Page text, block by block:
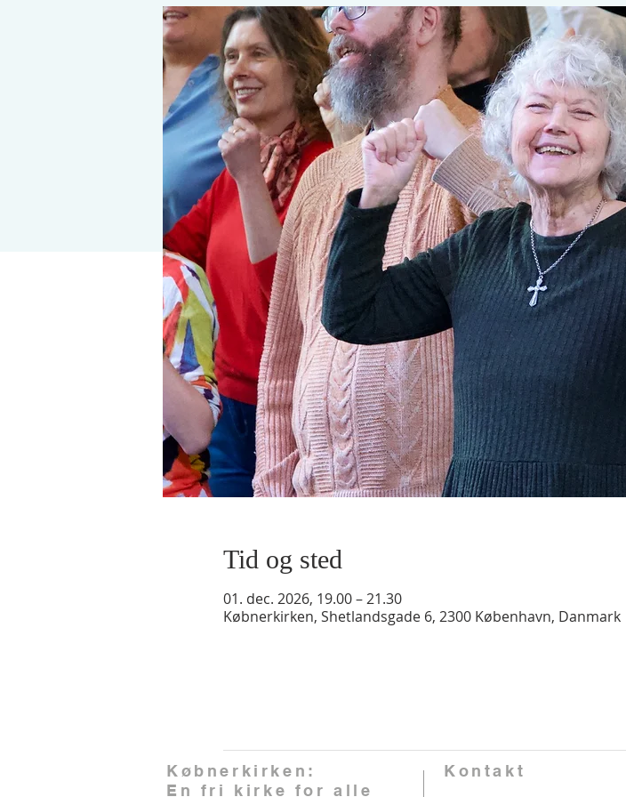
Tid og sted
01. dec. 2026, 19.00 – 21.30
Købnerkirken, Shetlandsgade 6, 2300 København, Danmark
Købnerkirken:
En fri kirke for alle
Kontakt